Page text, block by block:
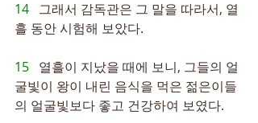
14 그래서 감독관은 그 말을 따라서, 열
흘 동안 시험해 보았다.
15 열흘이 지났을 때에 보니, 그들의 얼
굴빛이 왕이 내린 음식을 먹은 젊은이들
의 얼굴빛보다 좋고 건강하여 보였다.